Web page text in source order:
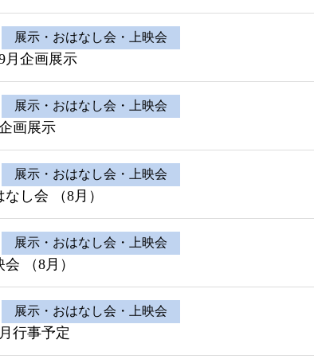
展示・おはなし会・上映会
月企画展示
展示・おはなし会・上映会
画展示
展示・おはなし会・上映会
し会 （8月）
展示・おはなし会・上映会
（8月）
展示・おはなし会・上映会
行事予定